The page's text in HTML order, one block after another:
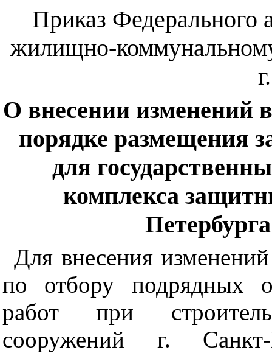
Приказ Федерального
жилищно-
О внесении изменений
порядке размещения
для
комплекса
Для внесения
по отбору подрядных
работ при
сооружений г.